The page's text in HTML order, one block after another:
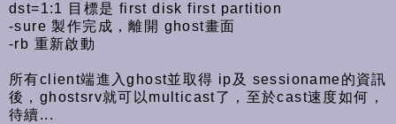
dst=1:1 目標是 first disk first partition
-sure 製作完成，離開 ghost畫面
-rb 重新啟動
所有client端進入ghost並取得 ip及 sessioname的資訊
後，ghostsrv就可以multicast了，至於cast速度如何，
待續...